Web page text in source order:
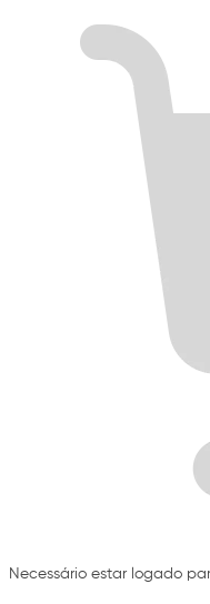
Necessário estar logado